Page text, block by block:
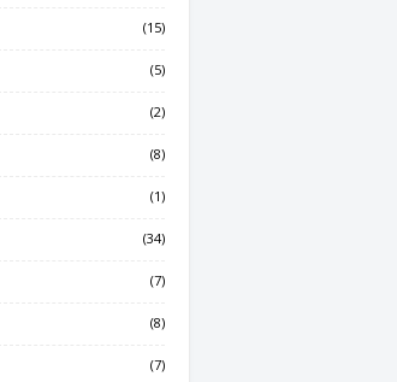
(15)
(5)
(2)
(8)
(1)
(34)
(7)
(8)
(7)